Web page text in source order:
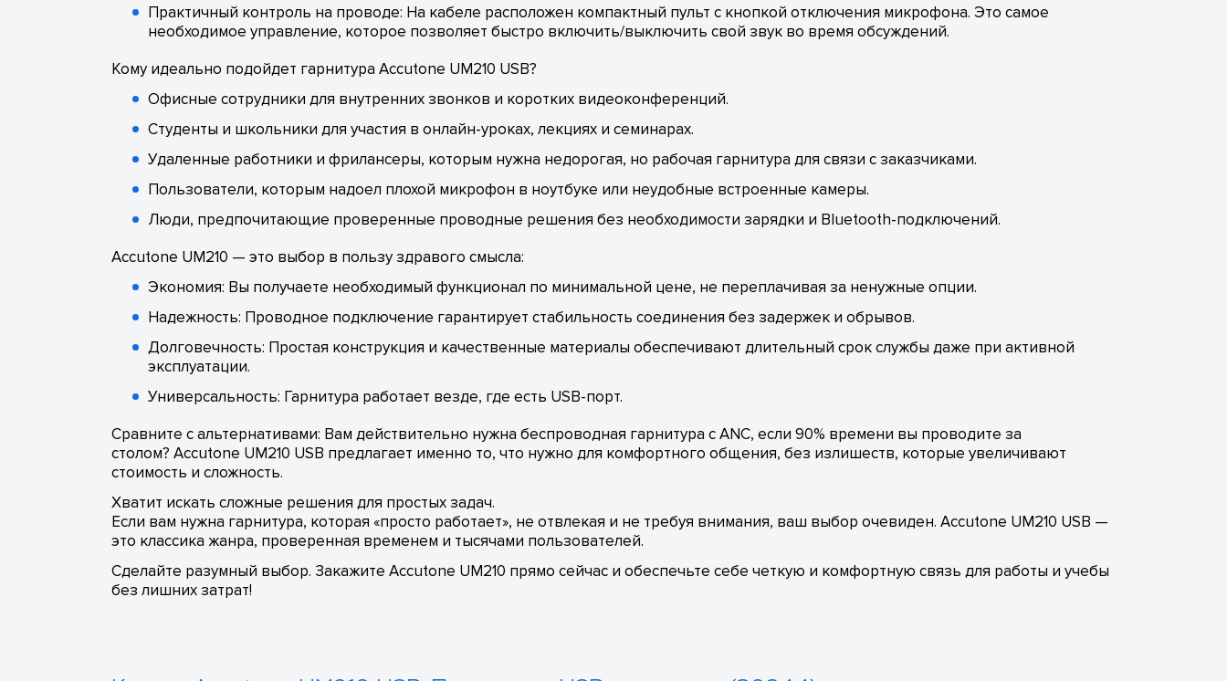
Практичный контроль на проводе: На кабеле расположен компактный пульт с кнопкой отключения микрофона. Это самое
необходимое управление, которое позволяет быстро включить/выключить свой звук во время обсуждений.
Кому идеально подойдет гарнитура Accutone UM210 USB?
Офисные сотрудники для внутренних звонков и коротких видеоконференций.
Студенты и школьники для участия в онлайн-уроках, лекциях и семинарах.
Удаленные работники и фрилансеры, которым нужна недорогая, но рабочая гарнитура для связи с заказчиками.
Пользователи, которым надоел плохой микрофон в ноутбуке или неудобные встроенные камеры.
Люди, предпочитающие проверенные проводные решения без необходимости зарядки и Bluetooth-подключений.
Accutone UM210 — это выбор в пользу здравого смысла:
Экономия: Вы получаете необходимый функционал по минимальной цене, не переплачивая за ненужные опции.
Надежность: Проводное подключение гарантирует стабильность соединения без задержек и обрывов.
Долговечность: Простая конструкция и качественные материалы обеспечивают длительный срок службы даже при активной
эксплуатации.
Универсальность: Гарнитура работает везде, где есть USB-порт.
Сравните с альтернативами: Вам действительно нужна беспроводная гарнитура с ANC, если 90% времени вы проводите за
столом? Accutone UM210 USB предлагает именно то, что нужно для комфортного общения, без излишеств, которые увеличивают
стоимость и сложность.
Хватит искать сложные решения для простых задач.
Если вам нужна гарнитура, которая «просто работает», не отвлекая и не требуя внимания, ваш выбор очевиден. Accutone UM210 USB —
это классика жанра, проверенная временем и тысячами пользователей.
Сделайте разумный выбор. Закажите Accutone UM210 прямо сейчас и обеспечьте себе четкую и комфортную связь для работы и учебы
без лишних затрат!